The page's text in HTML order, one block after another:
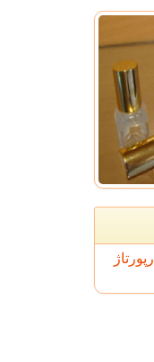
رپورتاژ